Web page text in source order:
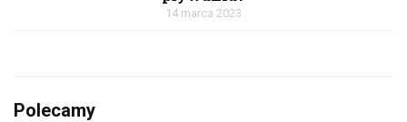
14 marca 2023
Polecamy